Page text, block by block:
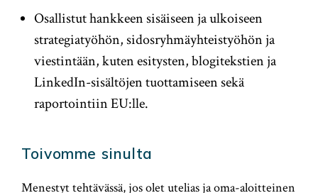
Osallistut hankkeen sisäiseen ja ulkoiseen
strategiatyöhön, sidosryhmäyhteistyöhön ja
viestintään, kuten esitysten, blogitekstien ja
LinkedIn-sisältöjen tuottamiseen sekä
raportointiin EU:lle.
Toivomme sinulta
Menestyt tehtävässä, jos olet utelias ja oma-aloitteinen